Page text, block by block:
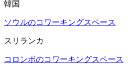
韓国
ソウルのコワーキングスペース
スリランカ
コロンボのコワーキングスペース